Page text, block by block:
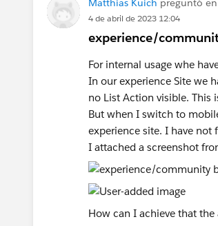
Matthias Kuich preguntó en
4 de abril de 2023 12:04
experience/
For internal usage whe
In our experience Site we
no List Action visible. This
But when I switch to
experience site. I have
I attached a screenshot
How can I achieve that